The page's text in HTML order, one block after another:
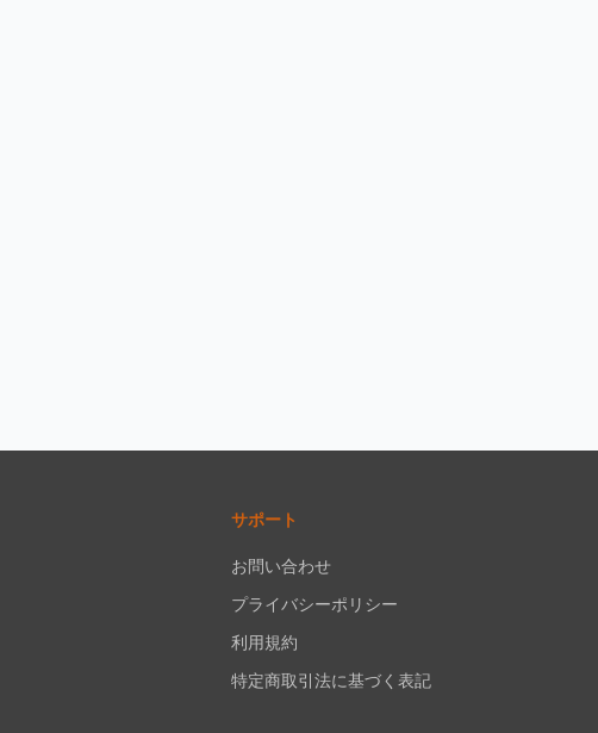
サポート
お問い合わせ
プライバシーポリシー
利用規約
特定商取引法に基づく表記